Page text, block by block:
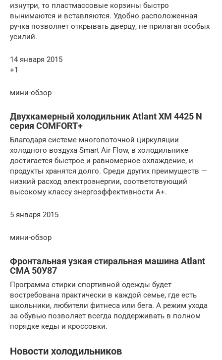
изнутри, то пластмассовые корзины быстро
вынимаются и вставляются. Удобно расположенная
ручка позволяет открывать дверцу, не прилагая особых
усилий.
14 января 2015
+1
мини-обзор
Двухкамерный холодильник Atlant XM 4425 N
серия COMFORT+
Благодаря системе многопоточной циркуляции
холодного воздуха Smart Air Flow, в холодильнике
достигается быстрое и равномерное охлаждение, и
продукты хранятся долго. Среди других преимуществ —
низкий расход электроэнергии, соответствующий
высокому классу энергоэффективности А+.
5 января 2015
мини-обзор
Фронтальная узкая стиральная машина Atlant
СМА 50У87
Программа стирки спортивной одежды будет
востребована практически в каждой семье, где есть
школьники, любители фитнеса или бега. А режим ухода
за обувью позволяет всегда поддерживать в полном
порядке кеды и кроссовки.
Новости холодильников